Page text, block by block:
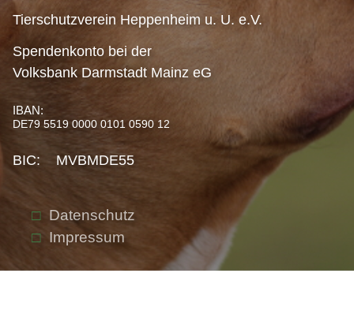
Tierschutzverein Heppenheim u. U. e.V.
Spendenkonto bei der
Volksbank Darmstadt Mainz eG
IBAN:
DE79 5519 0000 0101 0590 12
BIC: MVBMDE55
Datenschutz
Impressum